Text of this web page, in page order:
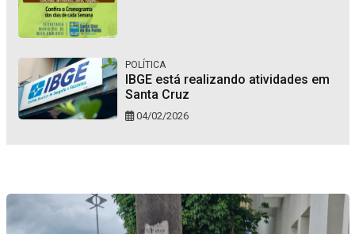
POLÍTICA
IBGE está realizando atividades em
Santa Cruz
04/02/2026